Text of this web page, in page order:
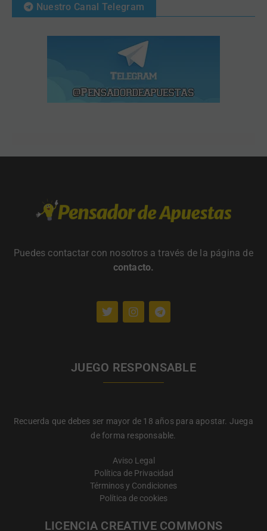
Nuestro Canal Telegram
Puedes contactar con nosotros a través de la página de
contacto.
JUEGO RESPONSABLE
Recuerda que debes ser mayor de 18 años para apostar. Juega
de forma responsable.
Aviso Legal
Política de Privacidad
Términos y Condiciones
Política de cookies
LICENCIA CREATIVE COMMONS